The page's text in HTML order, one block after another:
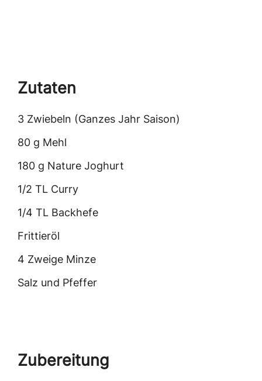
Zutaten
3 Zwiebeln (Ganzes Jahr Saison)
80 g Mehl
180 g Nature Joghurt
1/2 TL Curry
1/4 TL Backhefe
Frittieröl
4 Zweige Minze
Salz und Pfeffer
Zubereitung